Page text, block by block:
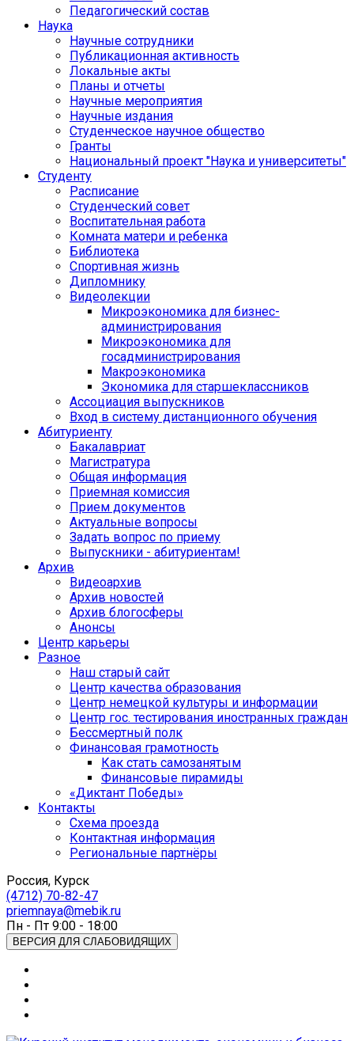
Педагогический состав
Наука
Научные сотрудники
Публикационная активность
Локальные акты
Планы и отчеты
Научные мероприятия
Научные издания
Студенческое научное общество
Гранты
Национальный проект "Наука и университеты"
Студенту
Расписание
Студенческий совет
Воспитательная работа
Комната матери и ребенка
Библиотека
Спортивная жизнь
Дипломнику
Видеолекции
Микроэкономика для бизнес-
администрирования
Микроэкономика для
госадминистрирования
Макроэкономика
Экономика для старшеклассников
Ассоциация выпускников
Вход в систему дистанционного обучения
Абитуриенту
Бакалавриат
Магистратура
Общая информация
Приемная комиссия
Прием документов
Актуальные вопросы
Задать вопрос по приему
Выпускники - абитуриентам!
Архив
Видеоархив
Архив новостей
Архив блогосферы
Анонсы
Центр карьеры
Разное
Наш старый сайт
Центр качества образования
Центр немецкой культуры и информации
Центр гос. тестирования иностранных граждан
Бессмертный полк
Финансовая грамотность
Как стать самозанятым
Финансовые пирамиды
«Диктант Победы»
Контакты
Схема проезда
Контактная информация
Региональные партнёры
Россия, Курск
(4712) 70-82-47
priemnaya@mebik.ru
Пн - Пт 9:00 - 18:00
ВЕРСИЯ ДЛЯ СЛАБОВИДЯЩИХ